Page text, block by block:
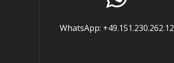
WhatsApp: +49.151.230.262.12